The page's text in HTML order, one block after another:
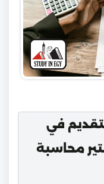
في
محاسبة